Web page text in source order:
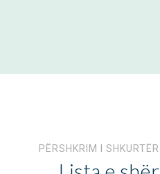
PËRSHKRIM I